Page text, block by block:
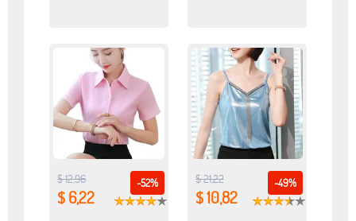
-52%
$ 12,96
$ 6,22
-49%
$ 21,22
$ 10,82